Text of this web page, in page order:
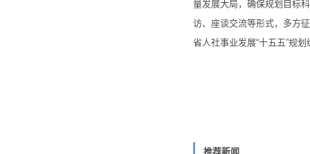
量发展大局，确保规划目标
访、座谈交流等形式，多方
省人社事业发展“十五五”规
推荐新闻